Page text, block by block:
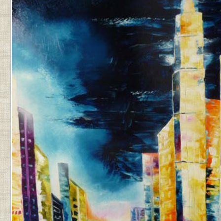
PAR
JEAN-
PIERRE
DERNIÈRE
MISE
À
JOUR
LE
2023
16
H
55
MIN.